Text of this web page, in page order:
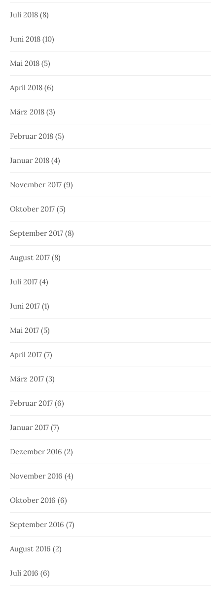
Juli 2018 (8)
Juni 2018 (10)
Mai 2018 (5)
April 2018 (6)
März 2018 (3)
Februar 2018 (5)
Januar 2018 (4)
November 2017 (9)
Oktober 2017 (5)
September 2017 (8)
August 2017 (8)
Juli 2017 (4)
Juni 2017 (1)
Mai 2017 (5)
April 2017 (7)
März 2017 (3)
Februar 2017 (6)
Januar 2017 (7)
Dezember 2016 (2)
November 2016 (4)
Oktober 2016 (6)
September 2016 (7)
August 2016 (2)
Juli 2016 (6)